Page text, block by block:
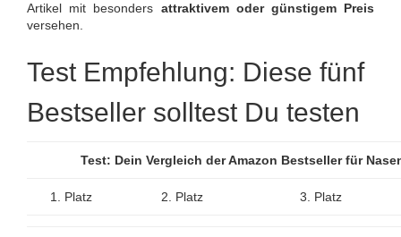
Artikel mit besonders attraktivem oder günstigem Preis
versehen.
Test Empfehlung: Diese fünf
Bestseller solltest Du testen
Test: Dein Vergleich der Amazon Bestseller für
1. Platz 2. Platz 3. Platz